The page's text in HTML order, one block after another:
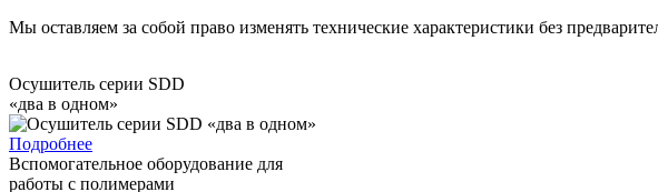
Мы оставляем за собой право изменять технические характеристики без
Осушитель серии SDD
«два в одном»
Подробнее
Вспомогательное оборудование для
работы с полимерами